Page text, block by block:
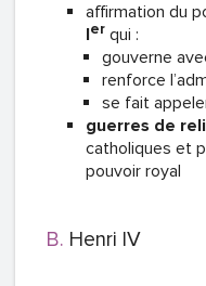
affirmation du
Ier qui :
gouverne
renforce
se fait
guerres de
catholiques et
pouvoir royal
Henri IV